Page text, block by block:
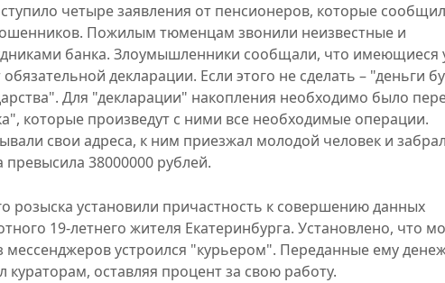
четыре заявления от пенсионеров, которые
Пожилым тюменцам звонили неизвестные и
банка. Злоумышленники сообщали, что имеющиеся
декларации. Если этого не сделать – "деньги
Для "декларации" накопления необходимо было
которые произведут с ними все необходимые операции.
свои адреса, к ним приезжал молодой человек и забрал
38000000 рублей.
розыска установили причастность к совершению данных
19-летнего жителя Екатеринбурга. Установлено, что
мессенджеров устроился "курьером". Переданные ему
кураторам, оставляя процент за свою работу.